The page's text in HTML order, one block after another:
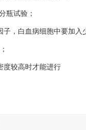
瓶试验；
，白血病细胞中要加入
较高时才能进行